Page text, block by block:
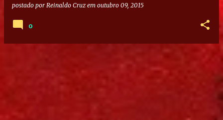
postado por Reinaldo Cruz em outubro 09, 2015
0